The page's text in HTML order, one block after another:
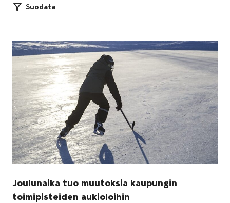
Suodata
Joulunaika tuo muutoksia kaupungin
toimipisteiden aukioloihin